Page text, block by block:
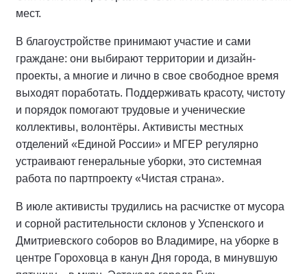
мест.
В благоустройстве принимают участие и сами
граждане: они выбирают территории и дизайн-
проекты, а многие и лично в свое свободное время
выходят поработать. Поддерживать красоту, чистоту
и порядок помогают трудовые и ученические
коллективы, волонтёры. Активисты местных
отделений «Единой России» и МГЕР регулярно
устраивают генеральные уборки, это системная
работа по партпроекту «Чистая страна».
В июле активисты трудились на расчистке от мусора
и сорной растительности склонов у Успенского и
Дмитриевского соборов во Владимире, на уборке в
центре Гороховца в канун Дня города, в минувшую